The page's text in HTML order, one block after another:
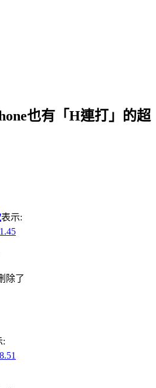
也有「H連打」的超
表示:
除了
: